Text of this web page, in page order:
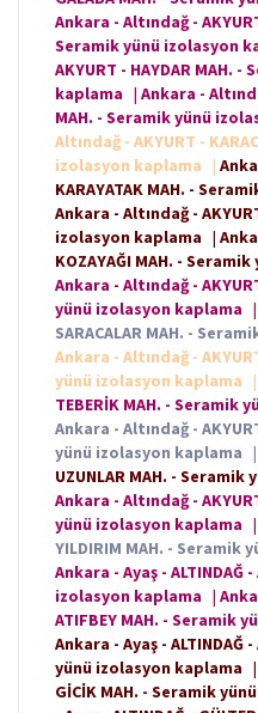
Ankara - Altındağ -
Seramik yünü izolasyon
AKYURT - HAYDAR MAH.
kaplama | Ankara -
MAH. - Seramik yünü
Altındağ - AKYURT -
izolasyon kaplama
|
KARAYATAK MAH. -
Ankara - Altındağ -
izolasyon kaplama |
KOZAYAĞI MAH. -
Ankara - Altındağ -
yünü izolasyon kaplama |
SARACALAR MAH. -
Ankara - Altındağ -
yünü izolasyon kaplama
|
TEBERİK MAH. - Seramik
Ankara - Altındağ -
yünü izolasyon kaplama |
UZUNLAR MAH. -
Ankara - Altındağ -
yünü izolasyon kaplama |
YILDIRIM MAH. - Seramik
Ankara - Ayaş - ALTINDAĞ
izolasyon kaplama |
ATIFBEY MAH. - Seramik
Ankara - Ayaş - ALTINDAĞ
yünü izolasyon kaplama |
GİCİK MAH. - Seramik